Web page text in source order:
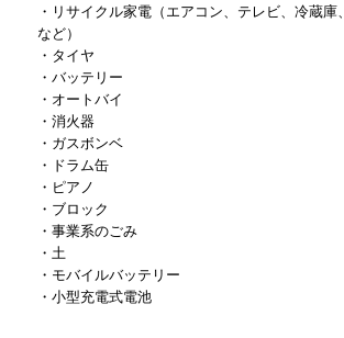
・リサイクル家電（エアコン、テレビ、冷蔵
など）
・タイヤ
・バッテリー
・オートバイ
・消火器
・ガスボンベ
・ドラム缶
・ピアノ
・ブロック
・事業系のごみ
・土
・モバイルバッテリー
・小型充電式電池